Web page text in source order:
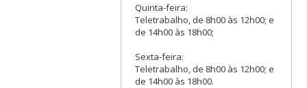
Quinta-feira:
Teletrabalho, de 8h00 às 12h00; e
de 14h00 às 18h00;
Sexta-feira:
Teletrabalho, de 8h00 às 12h00; e
de 14h00 às 18h00.